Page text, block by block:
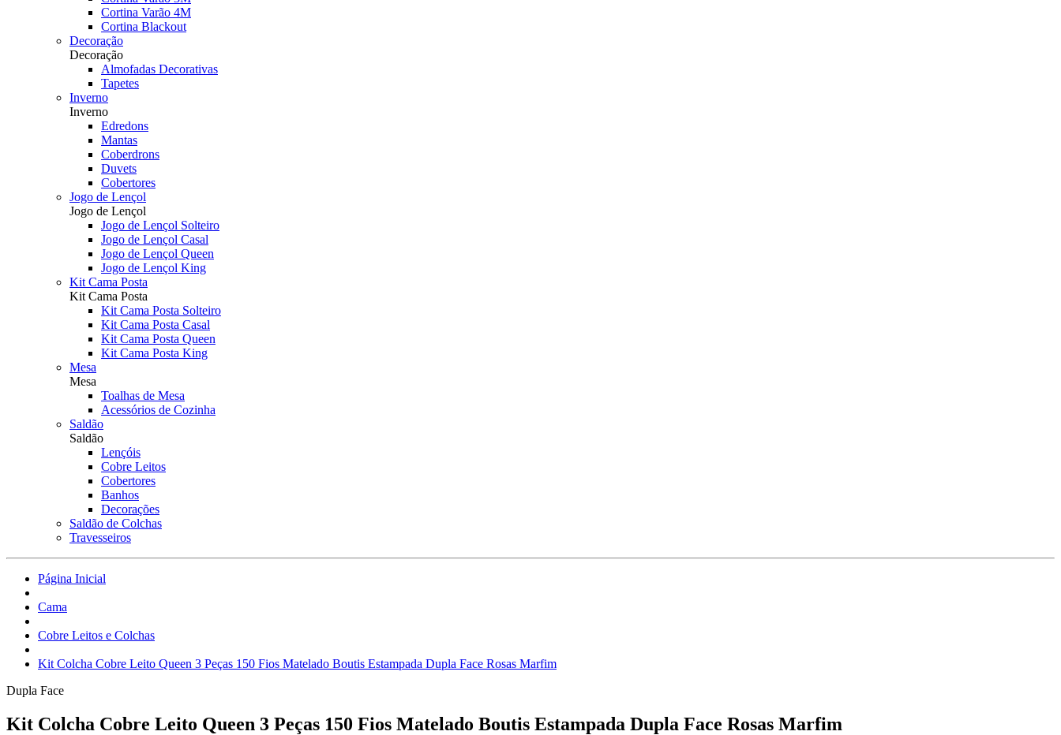
Cortina Varão 4M
Cortina Blackout
Decoração
Decoração
Almofadas Decorativas
Tapetes
Inverno
Inverno
Edredons
Mantas
Coberdrons
Duvets
Cobertores
Jogo de Lençol
Jogo de Lençol
Jogo de Lençol Solteiro
Jogo de Lençol Casal
Jogo de Lençol Queen
Jogo de Lençol King
Kit Cama Posta
Kit Cama Posta
Kit Cama Posta Solteiro
Kit Cama Posta Casal
Kit Cama Posta Queen
Kit Cama Posta King
Mesa
Mesa
Toalhas de Mesa
Acessórios de Cozinha
Saldão
Saldão
Lençóis
Cobre Leitos
Cobertores
Banhos
Decorações
Saldão de Colchas
Travesseiros
Página Inicial
Cama
Cobre Leitos e Colchas
Kit Colcha Cobre Leito Queen 3 Peças 150 Fios Matelado Boutis Estampada Dupla Face Rosas Marfim
Dupla Face
Kit Colcha Cobre Leito Queen 3 Peças 150 Fios Matelado Boutis Estampada Dupla Face Rosas Marfim